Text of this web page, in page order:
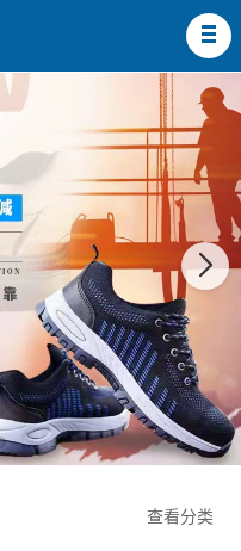
查看分类